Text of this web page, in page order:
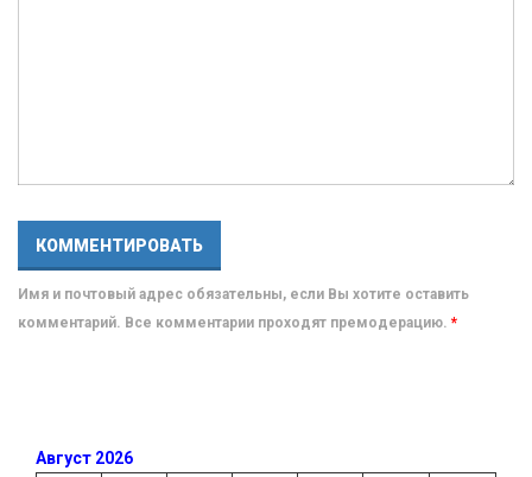
Имя и почтовый адрес обязательны, если Вы хотите оставить
комментарий. Все комментарии проходят премодерацию. *
Август 2026